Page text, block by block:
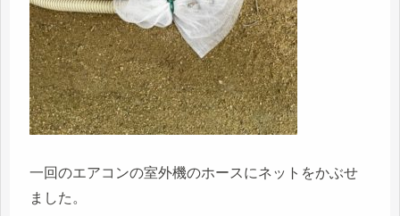
一回のエアコンの室外機のホースにネットをかぶせ
ました。